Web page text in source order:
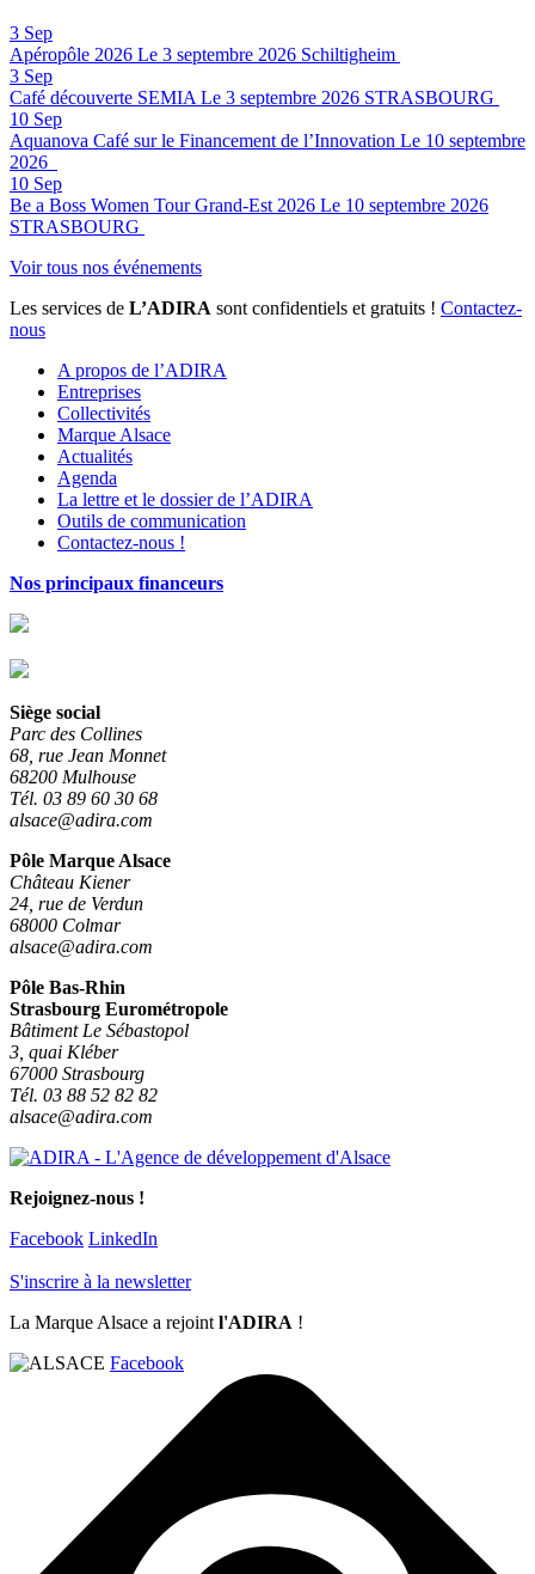
3 Sep
Apéropôle 2026 Le 3 septembre 2026 Schiltigheim
3 Sep
Café découverte SEMIALe 3 septembre 2026 STRASBOURG
10 Sep
Aquanova Café sur le Financement de l’Innovation Le 10 septembre
2026
10 Sep
Be a Boss Women Tour Grand-Est 2026 Le 10 septembre 2026
STRASBOURG
Voir tous nos événements
Les services de L’ADIRA sont confidentiels et gratuits ! Contactez-
nous
A propos de l’ADIRA
Entreprises
Collectivités
Marque Alsace
Actualités
Agenda
La lettre et le dossier de l’ADIRA
Outils de communication
Contactez-nous !
Nos principaux financeurs
Siège social
Parc des Collines
68, rue Jean Monnet
68200 Mulhouse
Tél. 03 89 60 30 68
alsace@adira.com
Pôle Marque Alsace
Château Kiener
24, rue de Verdun
68000 Colmar
alsace@adira.com
Pôle Bas-Rhin
Strasbourg Eurométropole
Bâtiment Le Sébastopol
3, quai Kléber
67000 Strasbourg
Tél. 03 88 52 82 82
alsace@adira.com
Rejoignez-nous !
Facebook LinkedIn
S'inscrire à la newsletter
La Marque Alsace a rejointl'ADIRA !
Facebook